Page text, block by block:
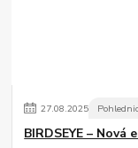
27.08.2025
BIRDSEYE –